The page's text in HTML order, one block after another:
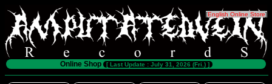
[English Online Store]
Online Shop [ Last Update : July 31, 2026 (Fri.) ]